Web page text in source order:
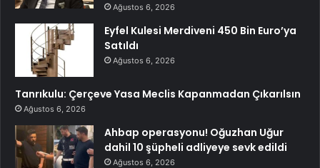
Ağustos 6, 2026
Eyfel Kulesi Merdiveni 450 Bin Euro’ya
Satıldı
Ağustos 6, 2026
Tanrıkulu: Çerçeve Yasa Meclis Kapanmadan Çıkarılsın
Ağustos 6, 2026
Ahbap operasyonu! Oğuzhan Uğur
dahil 10 şüpheli adliyeye sevk edildi
Ağustos 6, 2026